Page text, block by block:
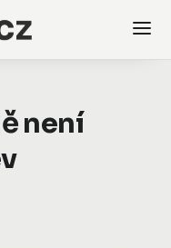
není